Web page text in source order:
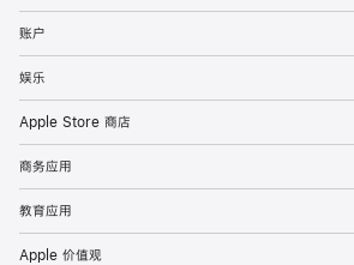
账户
娱乐
Apple Store 商店
商务应用
教育应用
Apple 价值观